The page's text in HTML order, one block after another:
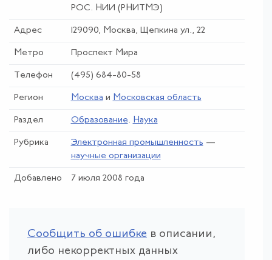
РОС. НИИ (РНИТМЭ)
Адрес 129090, Москва, Щепкина ул., 22
Метро Проспект Мира
Телефон (495) 684-80-58
Регион Москва и Московская область
Раздел Образование. Наука
Рубрика Электронная промышленность —
научные организации
Добавлено 7 июля 2008 года
Сообщить об ошибке в описании,
либо некорректных данных